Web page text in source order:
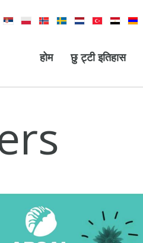
होम छु ट्टी इतिहास